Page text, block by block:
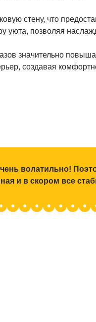
стену, что
уюта, позволяя
значительно
создавая
волатильно!
и в скором все